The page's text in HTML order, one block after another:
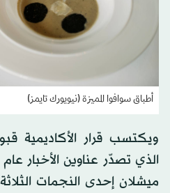
أطباق سوافوا المميزة (نيويورك تايمز)
ويكتسب قرار الأكاديمية
ميشلان إحدى النجمات